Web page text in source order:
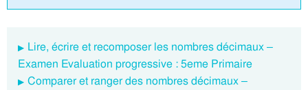
Lire, écrire et recomposer les nombres décimaux –
Examen Evaluation progressive : 5eme Primaire
Comparer et ranger des nombres décimaux –